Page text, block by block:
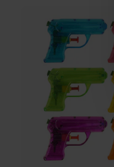
im
Teller,
137 x
19,5 cm
137 x 274
Luftballons